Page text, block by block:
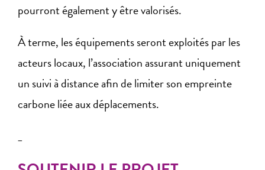
pourront également y être valorisés.
À terme, les équipements seront exploités par les
acteurs locaux, l’association assurant uniquement
un suivi à distance afin de limiter son empreinte
carbone liée aux déplacements.
_